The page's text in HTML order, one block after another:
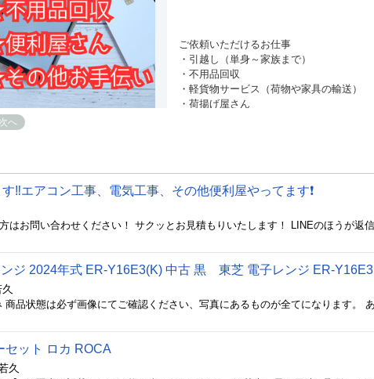
次へ
ご依頼いただけるお仕事
・引越し（単身～家族まで）
・不用品回収
・軽貨物サービス（荷物や家具の輸送）
・荷揚げ屋さん
・草むしり
・その他お問い合わせくださいませ。
妻と息子（１歳１０か月）と３人暮らし。
先日1人息子が1歳10か月になりました、
その笑顔が大好きです。
‼️エアコン工事、電気工事、その他便利屋やってます❗️
ジ 2024年式 ER-Y16E3(K) 中古 黒 東芝 電子レンジ ER-Y16E3
セット ロカ ROCA
久